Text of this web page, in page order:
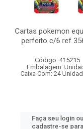
Cartas pokemon
perfeito c/6 ref
Código: 415215
Embalagem:
Caixa Com: 24
Faça seu login ou
cadastre-se para